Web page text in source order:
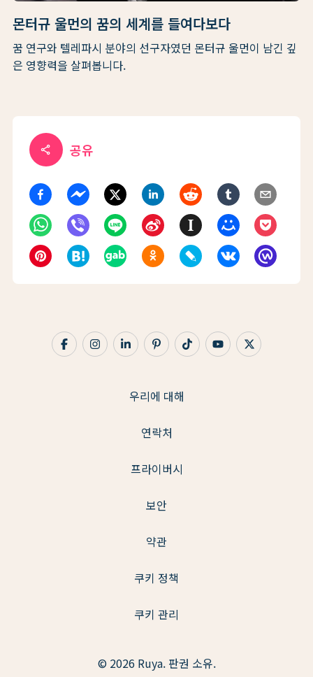
몬터규 울먼의 꿈의 세계를 들여다보다
꿈 연구와 텔레파시 분야의 선구자였던 몬터규 울먼이 남긴 깊
은 영향력을 살펴봅니다.
share 공유
우리에 대해
연락처
프라이버시
보안
약관
쿠키 정책
쿠키 관리
© 2026 Ruya. 판권 소유.